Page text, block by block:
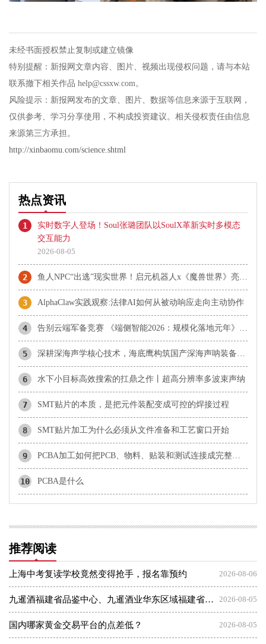
未经书面授权禁止复制或建立镜像
特别提醒：新报网文章内容、图片、视频出现侵权问题，请与本站
联系撤下相关作品 help@cssxw.com。
风险提示：新报网发布的文章、图片、数据等信息来源于互联网，
仅供参考、学习分享使用，不构成投资建议。相关侵权责任由信息
来源第三方承担。
http://xinbaomu.com/science.shtml
热点资讯
1
实时数字人登场！Soul张璐团队以SoulX革新实时多模态
交互能力
2026-08-05
2
3 AlphaClaw实践观察:法律AI如何从被动响应走向主动协作
4
5
6 水下小目标高效搜索的扛鼎之作丨超高分辨率多波束声纳
7 SMT贴片的本质，是把元件装配变成可控的焊接过程
8 SMT贴片加工为什么必须从文件准备和工艺窗口开始
9
10 PCBA是什么
推荐阅读
2026-08-06
上海中考复读学校竟然变得抢手，报名靠预约
2026-08-05
九暹酒福建省品鉴中心、九暹酒业华东区域福建省办事处：御隆艺术馆
2026-08-05
国内哪家黄金交易平台的点差低？